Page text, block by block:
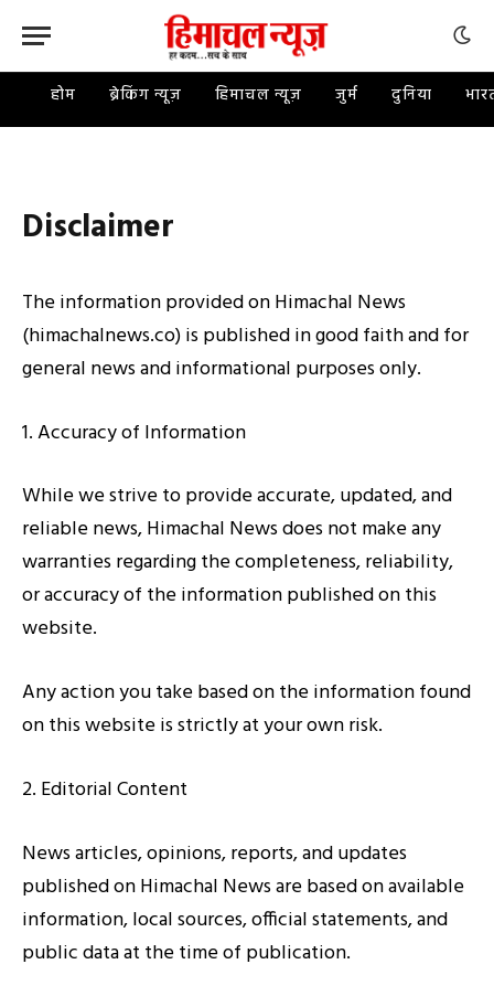
होम ब्रेकिंग न्यूज़ हिमाचल न्यूज़ जुर्म दुनिया
Disclaimer
The information provided on Himachal News
(himachalnews.co) is published in good faith and for
general news and informational purposes only.
1. Accuracy of Information
While we strive to provide accurate, updated, and
reliable news, Himachal News does not make any
warranties regarding the completeness, reliability,
or accuracy of the information published on this
website.
Any action you take based on the information found
on this website is strictly at your own risk.
2. Editorial Content
News articles, opinions, reports, and updates
published on Himachal News are based on available
information, local sources, official statements, and
public data at the time of publication.